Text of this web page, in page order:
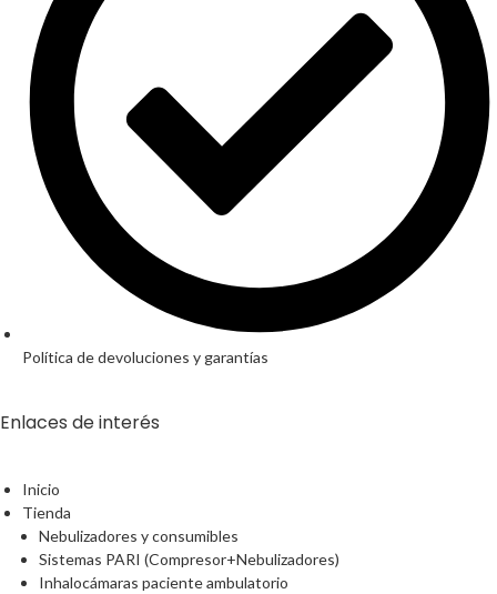
Política de devoluciones y garantías
Enlaces de interés
Inicio
Tienda
Nebulizadores y consumibles
Sistemas PARI (Compresor+Nebulizadores)
Inhalocámaras paciente ambulatorio